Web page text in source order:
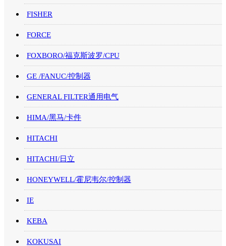
FISHER
FORCE
FOXBORO/福克斯波罗/CPU
GE /FANUC/控制器
GENERAL FILTER通用电气
HIMA/黑马/卡件
HITACHI
HITACHI/日立
HONEYWELL/霍尼韦尔/控制器
IE
KEBA
KOKUSAI